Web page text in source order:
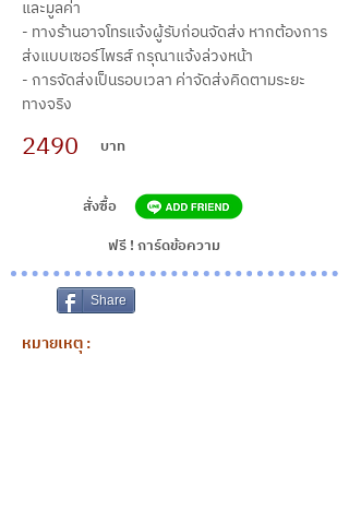
และมูลค่า
- ทางร้านอาจโทรแจ้งผู้รับก่อนจัดส่ง หากต้องการ
ส่งแบบเซอร์ไพรส์ กรุณาแจ้งล่วงหน้า
- การจัดส่งเป็นรอบเวลา ค่าจัดส่งคิดตามระยะ
ทางจริง
2490 บาท
สั่งซื้อ
ฟรี ! การ์ดข้อความ
Share
หมายเหตุ :